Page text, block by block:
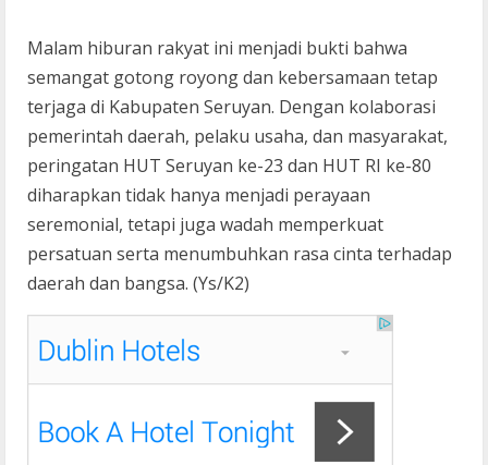
Malam hiburan rakyat ini menjadi bukti bahwa
semangat gotong royong dan kebersamaan tetap
terjaga di Kabupaten Seruyan. Dengan kolaborasi
pemerintah daerah, pelaku usaha, dan masyarakat,
peringatan HUT Seruyan ke-23 dan HUT RI ke-80
diharapkan tidak hanya menjadi perayaan
seremonial, tetapi juga wadah memperkuat
persatuan serta menumbuhkan rasa cinta terhadap
daerah dan bangsa. (Ys/K2)